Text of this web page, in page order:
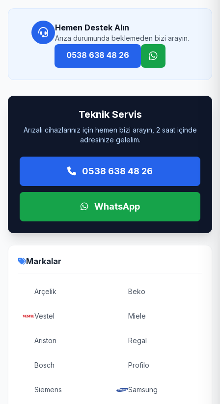
Hemen Destek Alın
Arıza durumunda beklemeden bizi arayın.
0538 638 48 26
Teknik Servis
Arızalı cihazlarınız için hemen bizi arayın, 2 saat içinde
adresinize gelelim.
0538 638 48 26
WhatsApp
Markalar
Arçelik Beko
Vestel Miele
Ariston Regal
Bosch Profilo
Siemens Samsung